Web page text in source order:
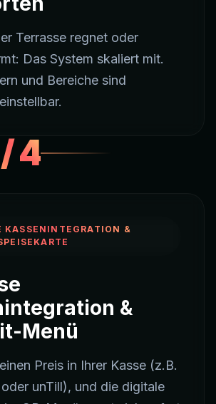
Terrasse regnet oder
Das System skaliert mit.
und Bereiche sind
/4
KASSENINTEGRATION &
&
Menü
Preis in Ihrer Kasse (z.B.
unTill), und die digitale